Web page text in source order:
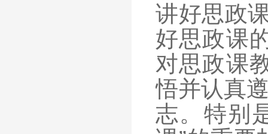
讲好思政
好思政课
对思政课
悟并认真
志。特别